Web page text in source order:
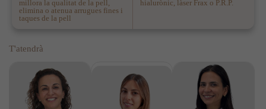
millora la qualitat de la pell,
elimina o atenua arrugues fines i
taques de la pell
hialurònic, làser Frax o P.R.P.
T'atendrà